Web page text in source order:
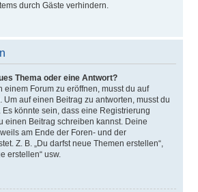
durch Gäste verhindern.
Thema oder eine Antwort?
einem Forum zu eröffnen, musst du auf
Um auf einen Beitrag zu antworten, musst du
Es könnte sein, dass eine Registrierung
einen Beitrag schreiben kannst. Deine
am Ende der Foren- und der
Z. B. „Du darfst neue Themen erstellen“,
erstellen“ usw.